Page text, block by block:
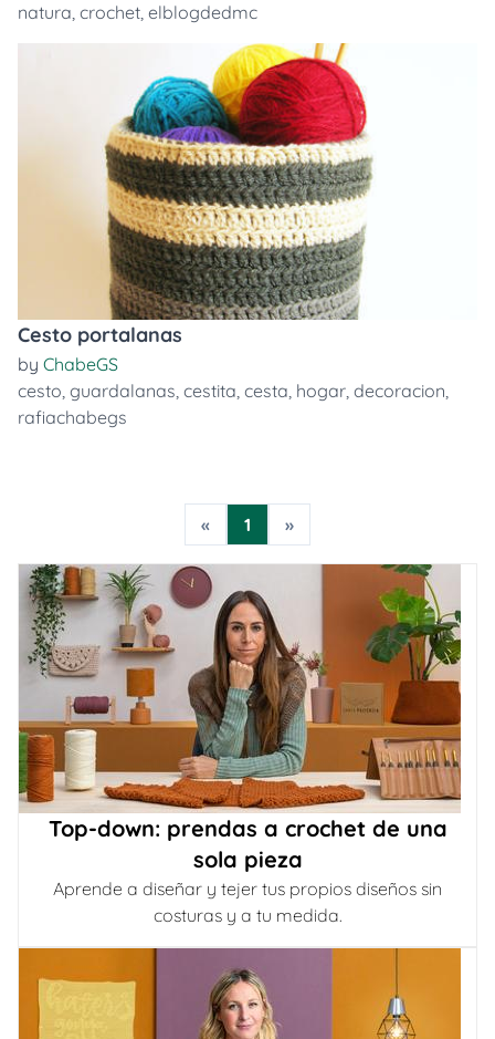
natura, crochet, elblogdedmc
Cesto portalanas
by ChabeGS
cesto, guardalanas, cestita, cesta, hogar, decoracion,
rafiachabegs
« 1 »
Top-down: prendas a crochet de una
sola pieza
Aprende a diseñar y tejer tus propios diseños sin
costuras y a tu medida.